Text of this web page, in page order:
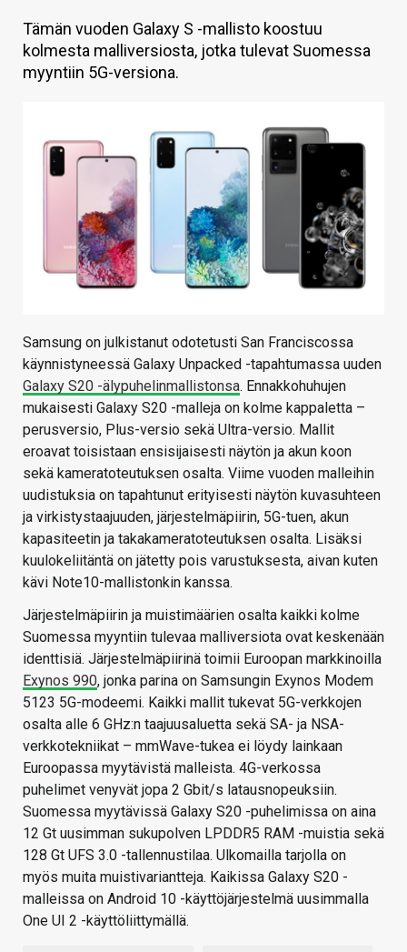
KAUPPA
VAIHDA TEEMA
HAKU
Tämän vuoden Galaxy S -mallisto koostuu
kolmesta malliversiosta, jotka tulevat Suomessa
myyntiin 5G-versiona.
Samsung on julkistanut odotetusti San Franciscossa
käynnistyneessä Galaxy Unpacked -tapahtumassa uuden
Galaxy S20 -älypuhelinmallistonsa. Ennakkohuhujen
mukaisesti Galaxy S20 -malleja on kolme kappaletta –
perusversio, Plus-versio sekä Ultra-versio. Mallit
eroavat toisistaan ensisijaisesti näytön ja akun koon
sekä kameratoteutuksen osalta. Viime vuoden malleihin
uudistuksia on tapahtunut erityisesti näytön kuvasuhteen
ja virkistystaajuuden, järjestelmäpiirin, 5G-tuen, akun
kapasiteetin ja takakameratoteutuksen osalta. Lisäksi
kuulokeliitäntä on jätetty pois varustuksesta, aivan kuten
kävi Note10-mallistonkin kanssa.
Järjestelmäpiirin ja muistimäärien osalta kaikki kolme
Suomessa myyntiin tulevaa malliversiota ovat keskenään
identtisiä. Järjestelmäpiirinä toimii Euroopan markkinoilla
Exynos 990, jonka parina on Samsungin Exynos Modem
5123 5G-modeemi. Kaikki mallit tukevat 5G-verkkojen
osalta alle 6 GHz:n taajuusaluetta sekä SA- ja NSA-
verkkotekniikat – mmWave-tukea ei löydy lainkaan
Euroopassa myytävistä malleista. 4G-verkossa
puhelimet venyvät jopa 2 Gbit/s latausnopeuksiin.
Suomessa myytävissä Galaxy S20 -puhelimissa on aina
12 Gt uusimman sukupolven LPDDR5 RAM -muistia sekä
128 Gt UFS 3.0 -tallennustilaa. Ulkomailla tarjolla on
myös muita muistivariantteja. Kaikissa Galaxy S20 -
malleissa on Android 10 -käyttöjärjestelmä uusimmalla
One UI 2 -käyttöliittymällä.